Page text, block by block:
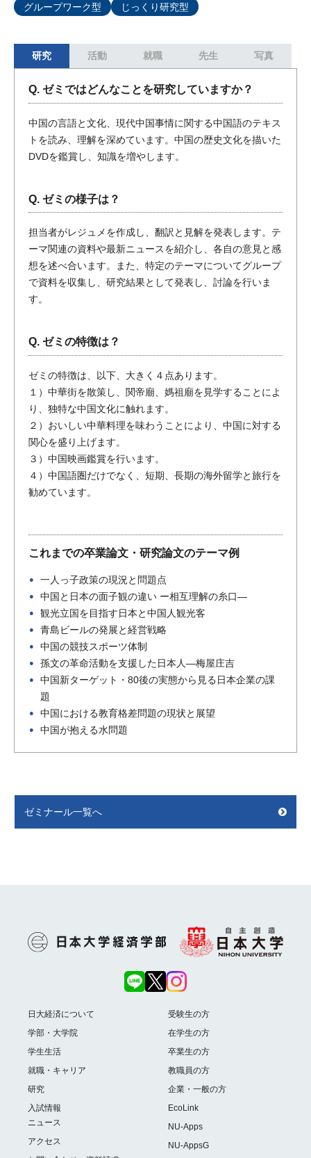
グループワーク型
じっくり研究型
研究 活動 就職 先生 写真
Q. ゼミではどんなことを研究していますか？
中国の言語と文化、現代中国事情に関する中国語のテキス
トを読み、理解を深めています。中国の歴史文化を描いた
DVDを鑑賞し、知識を増やします。
Q. ゼミの様子は？
担当者がレジュメを作成し、翻訳と見解を発表します。テ
ーマ関連の資料や最新ニュースを紹介し、各自の意見と感
想を述べ合います。また、特定のテーマについてグループ
で資料を収集し、研究結果として発表し、討論を行いま
す。
Q. ゼミの特徴は？
ゼミの特徴は、以下、大きく４点あります。
１）中華街を散策し、関帝廟、媽祖廟を見学することによ
り、独特な中国文化に触れます。
２）おいしい中華料理を味わうことにより、中国に対する
関心を盛り上げます。
３）中国映画鑑賞を行います。
４）中国語圏だけでなく、短期、長期の海外留学と旅行を
勧めています。
これまでの卒業論文・研究論文のテーマ例
一人っ子政策の現況と問題点
中国と日本の面子観の違い ー相互理解の糸口―
観光立国を目指す日本と中国人観光客
青島ビールの発展と経営戦略
中国の競技スポーツ体制
孫文の革命活動を支援した日本人―梅屋庄吉
中国新ターゲット・80後の実態から見る日本企業の課
題
中国における教育格差問題の現状と展望
中国が抱える水問題
ゼミナール一覧へ
日大経済について
学部・大学院
学生生活
就職・キャリア
研究
入試情報
ニュース
アクセス
受験生の方
在学生の方
卒業生の方
教職員の方
企業・一般の方
EcoLink
NU-Apps
NU-AppsG